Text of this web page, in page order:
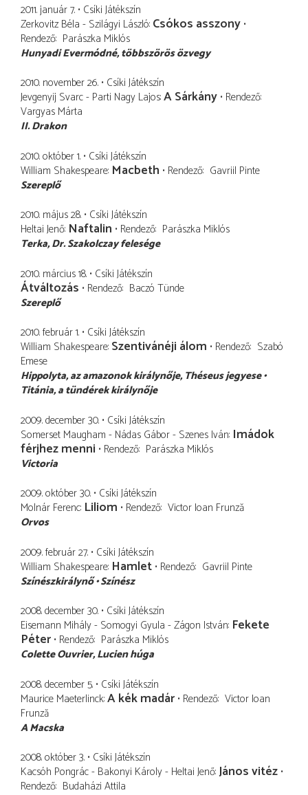
2011. január 7. Csíki Játékszín
Zerkovitz Béla - Szilágyi László Csókos asszony
Rendező Parászka Miklós
Hunyadi Evermódné többszörös özvegy
2010. november 26. Csíki Játékszín
Jevgenyij Svarc - Parti Nagy Lajos A Sárkány Rendező
Vargyas Márta
II. Drakon
2010. október 1. Csíki Játékszín
William Shakespeare Macbeth Rendező Gavriil Pinte
Szereplő
2010. május 28. Csíki Játékszín
Heltai Jenő Naftalin Rendező Parászka Miklós
Terka Dr. Szakolczay felesége
2010. március 18. Csíki Játékszín
Átváltozás Rendező Baczó Tünde
Szereplő
2010. február 1. Csíki Játékszín
William Shakespeare Szentivánéji álom Rendező Szabó
Emese
Hippolyta az amazonok királynője, Théseus jegyese
Titánia a tündérek királynője
2009. december 30. Csíki Játékszín
Somerset Maugham - Nádas Gábor - Szenes Iván Imádok
férjhez menni Rendező Parászka Miklós
Victoria
2009. október 30. Csíki Játékszín
Molnár Ferenc Liliom Rendező Victor Ioan Frunză
Orvos
2009. február 27. Csíki Játékszín
William Shakespeare Hamlet Rendező Gavriil Pinte
Színészkirálynő Színész
2008. december 30. Csíki Játékszín
Eisemann Mihály - Somogyi Gyula - Zágon István Fekete
Péter Rendező Parászka Miklós
Colette Ouvrier Lucien húga
2008. december 5. Csíki Játékszín
Maurice Maeterlinck A kék madár Rendező Victor Ioan
Frunză
A Macska
2008. október 3. Csíki Játékszín
Kacsóh Pongrác - Bakonyi Károly - Heltai Jenő János vitéz
Rendező Budaházi Attila